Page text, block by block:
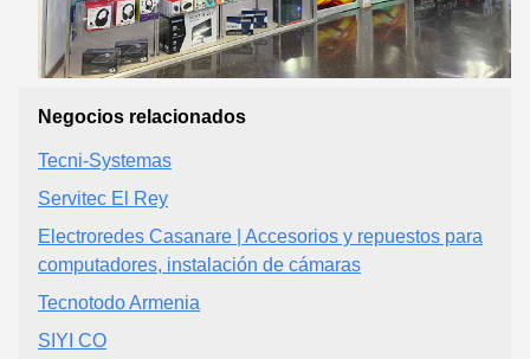
Negocios relacionados
Tecni-Systemas
Servitec El Rey
Electroredes Casanare | Accesorios y repuestos para
computadores, instalación de cámaras
Tecnotodo Armenia
SIYI CO